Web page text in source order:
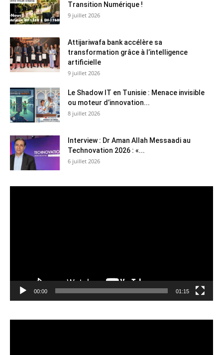
Transition Numérique !
9 juillet 2026
Attijariwafa bank accélère sa
transformation grâce à l’intelligence
artificielle
9 juillet 2026
Le Shadow IT en Tunisie : Menace invisible
ou moteur d’innovation...
8 juillet 2026
Interview : Dr Aman Allah Messaadi au
Technovation 2026 : «...
6 juillet 2026
00:00 01:15